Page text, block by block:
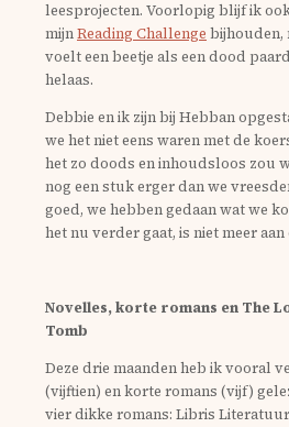
leesprojecten. Voorlopig blijf ik
mijnReading Challenge bijhouden,
voelt een beetje als een dood
helaas.
Debbie en ik zijn bij Hebban
we het niet eens waren met de
het zo doods en inhoudsloos zou
nog een stuk erger dan we
goed, we hebben gedaan wat we
het nu verder gaat, is niet meer aan
Novelles, korte romans en The
Tomb
Deze drie maanden heb ik vooral
(vijftien) en korte romans (vijf)
vier dikke romans: Libris